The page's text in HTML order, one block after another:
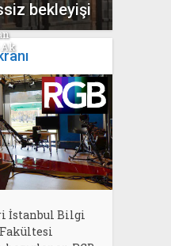
bekleyişi
İstanbul Bilgi